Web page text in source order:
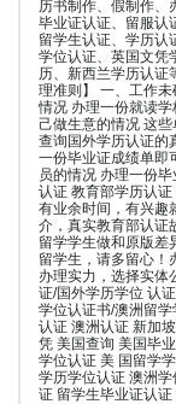
历书制作、假制作、
毕业证认证、留服认
留学生认证、学历认
学位认证、英国文凭
历、新西兰学历认
理准则】 一、工作
情况 办理一份就读
己做生意的情况 这
查询国外学历认证的
一份毕业证成绩单即
员的情况 办理一份
认证 教育部学历认
有业余时间，有兴趣
介，真实教育部认证
留学学生做和原版差
留学生，请多留心！
办理实力，选择实体
证/国外学历学位 认
学位认证书/澳洲留
认证 澳洲认证 新加
凭 美国查询 美国毕
学位认证 美 国留学
学历学位认证 澳洲
证 留学生毕业证认